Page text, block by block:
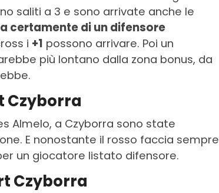
saliti a 3 e sono arrivate anche le
certamente di un difensore
i +1 possono arrivare. Poi un
più lontano dalla zona bonus, da
Czyborra
Almelo, a Czyborra sono state
E nonostante il rosso faccia sempre
un giocatore listato difensore.
Czyborra